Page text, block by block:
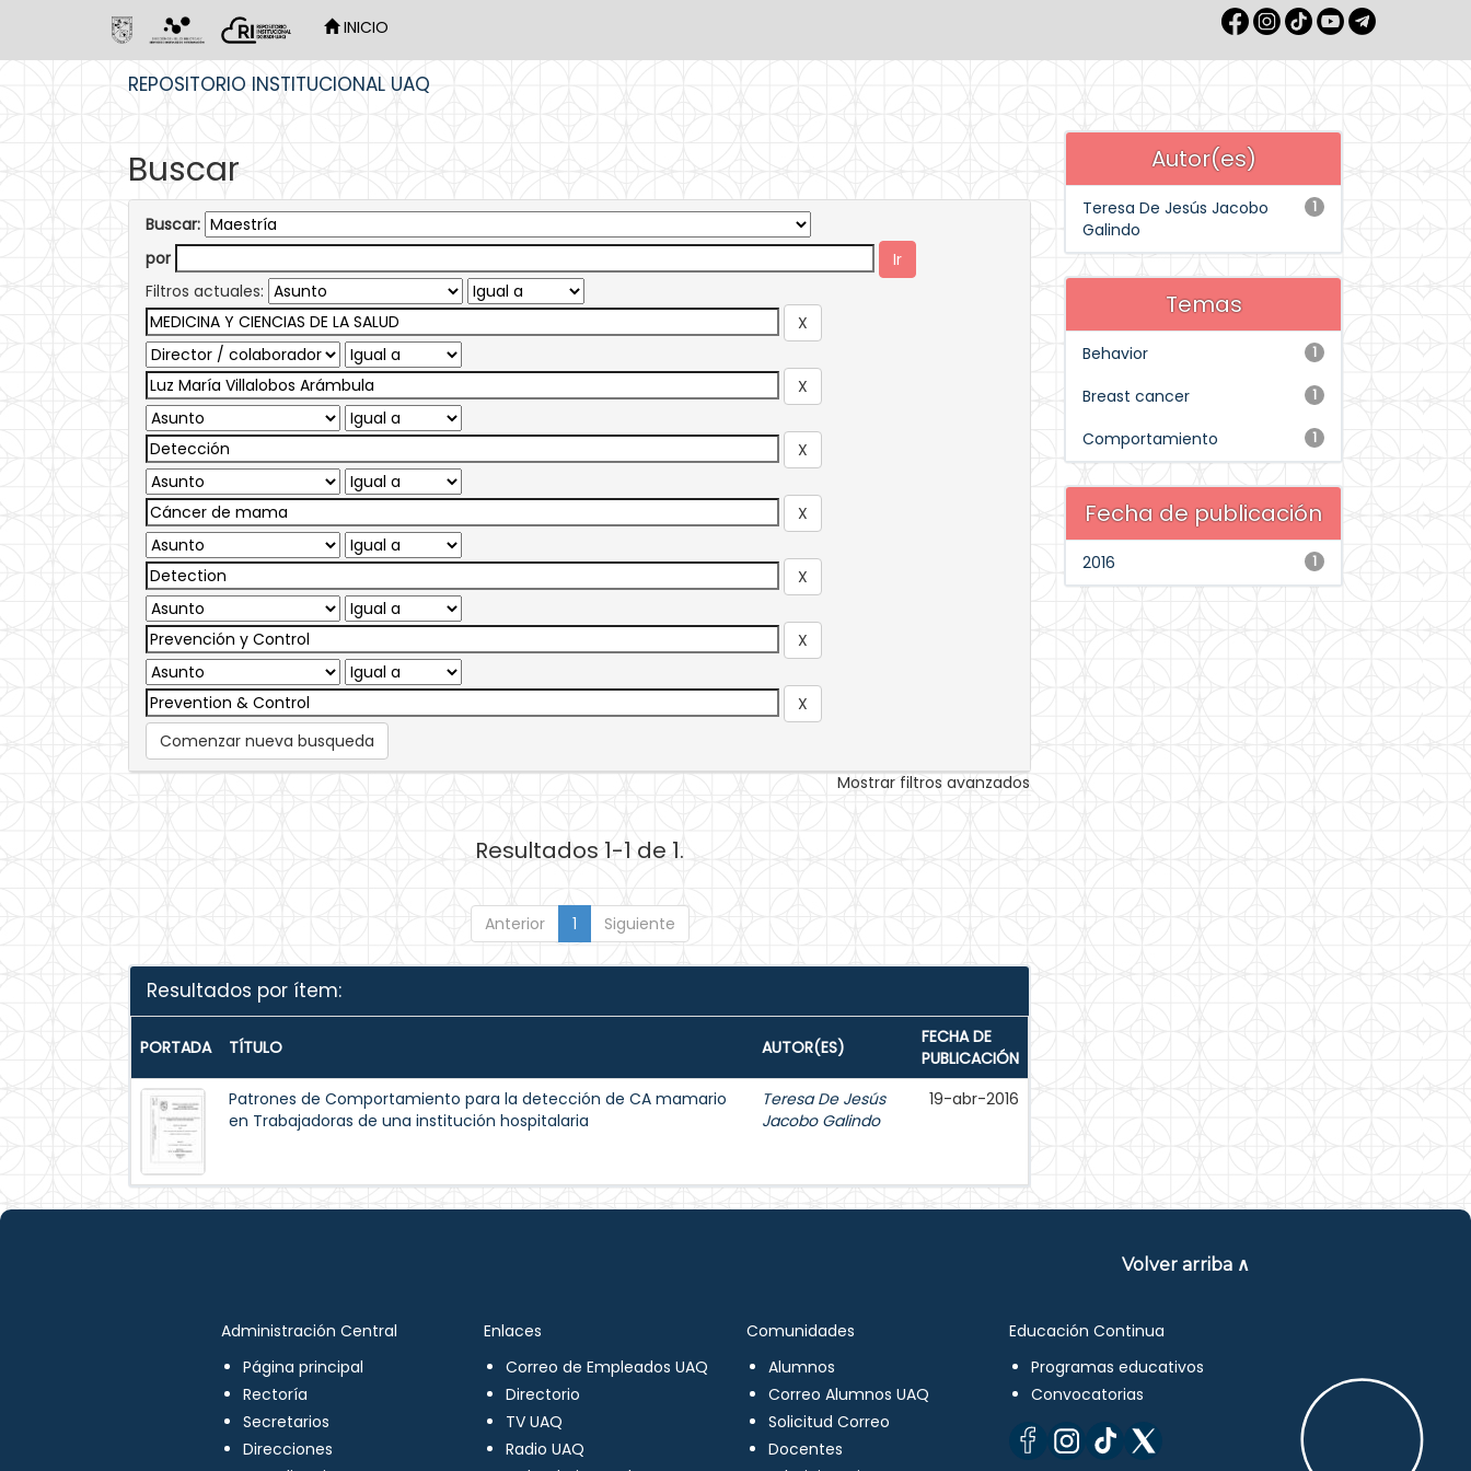
INICIO
REPOSITORIO INSTITUCIONAL UAQ
Buscar
Buscar:
por
Filtros actuales:
Comenzar nueva busqueda
Mostrar filtros avanzados
Resultados 1-1 de 1.
Anterior 1 Siguiente
Resultados por ítem:
PORTADA TÍTULO AUTOR(ES)
FECHA DE
PUBLICACIÓN
Patrones de Comportamiento para la detección de CA mamario
en Trabajadoras de una institución hospitalaria
Teresa De Jesús
Jacobo Galindo
19-abr-2016
Autor(es)
1
Teresa De Jesús Jacobo
Galindo
Temas
1
Behavior
1
Breast cancer
1
Comportamiento
Fecha de publicación
1
2016
Volver arriba ∧
Administración Central
Página principal
Rectoría
Secretarios
Direcciones
Enlaces
Correo de Empleados UAQ
Directorio
TV UAQ
Radio UAQ
Comunidades
Alumnos
Correo Alumnos UAQ
Solicitud Correo
Docentes
Educación Continua
Programas educativos
Convocatorias